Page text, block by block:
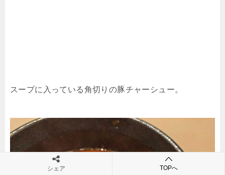
スープに入っている角切りの豚チャーシュー。
シェア TOPへ